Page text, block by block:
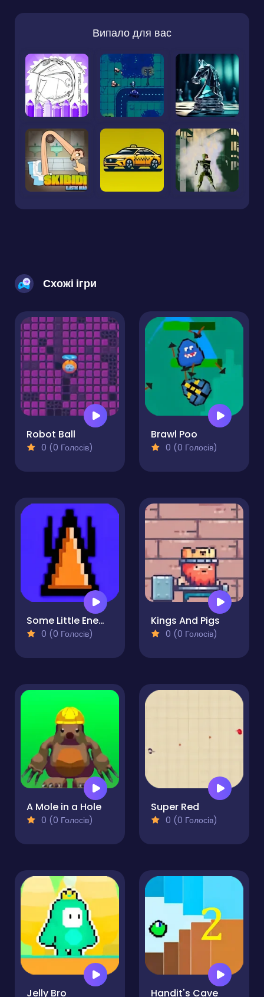
Випало для вас
Схожі ігри
Robot Ball
0 (0 Голосів)
Brawl Poo
0 (0 Голосів)
Some Little Enemies
0 (0 Голосів)
Kings And Pigs
0 (0 Голосів)
A Mole in a Hole
0 (0 Голосів)
Super Red
0 (0 Голосів)
Jelly Bro Handit's Cave